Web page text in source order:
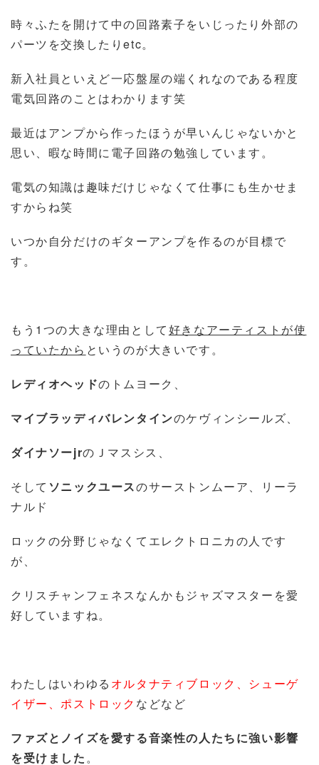
時々ふたを開けて中の回路素子をいじったり外部の
パーツを交換したりetc。
新入社員といえど一応盤屋の端くれなのである程度
電気回路のことはわかります笑
最近はアンプから作ったほうが早いんじゃないかと
思い、暇な時間に電子回路の勉強しています。
電気の知識は趣味だけじゃなくて仕事にも生かせま
すからね笑
いつか自分だけのギターアンプを作るのが目標で
す。
もう1つの大きな理由として好きなアーティストが使
っていたから というのが大きいです。
レディオヘッドのトムヨーク、
マイブラッディバレンタインのケヴィンシールズ、
ダイナソーjrのＪマスシス、
そして ソニックユースのサーストンムーア、リーラ
ナルド
ロックの分野じゃなくてエレクトロニカの人です
が、
クリスチャンフェネスなんかもジャズマスターを愛
好していますね。
わたしはいわゆる オルタナティブロック、シューゲ
イザー、ポストロック などなど
ファズとノイズを愛する音楽性の人たちに強い影響
を受けました。